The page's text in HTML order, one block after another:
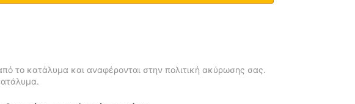
το κατάλυμα και αναφέρονται στην πολιτική ακύρωσης σας.